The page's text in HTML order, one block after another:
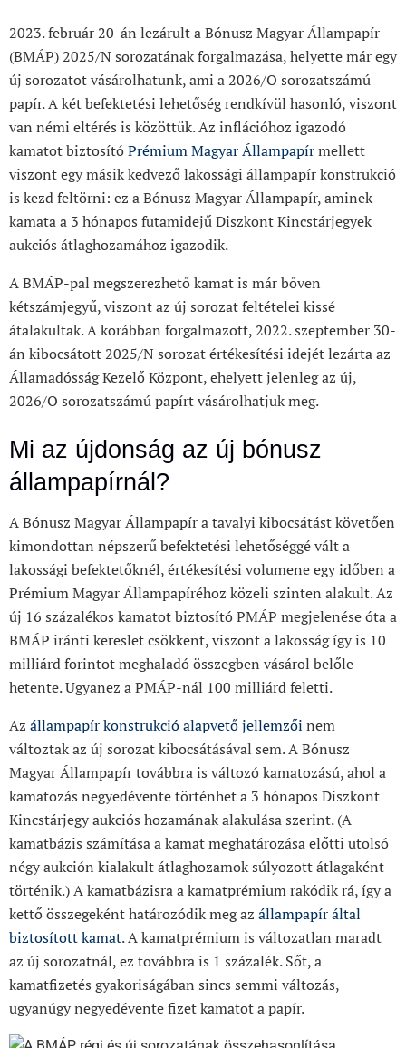
2023. február 20-án lezárult a Bónusz Magyar Állampapír
(BMÁP) 2025/N sorozatának forgalmazása, helyette már egy
új sorozatot vásárolhatunk, ami a 2026/O sorozatszámú
papír. A két befektetési lehetőség rendkívül hasonló, viszont
van némi eltérés is közöttük. Az inflációhoz igazodó
kamatot biztosítóPrémium Magyar Állampapírmellett
viszont egy másik kedvező lakossági állampapír konstrukció
is kezd feltörni: ez a Bónusz Magyar Állampapír, aminek
kamata a 3 hónapos futamidejű Diszkont Kincstárjegyek
aukciós átlaghozamához igazodik.
A BMÁP-pal megszerezhető kamat is már bőven
kétszámjegyű, viszont az új sorozat feltételei kissé
átalakultak. A korábban forgalmazott, 2022. szeptember 30-
án kibocsátott 2025/N sorozat értékesítési idejét lezárta az
Államadósság Kezelő Központ, ehelyett jelenleg az új,
2026/O sorozatszámú papírt vásárolhatjuk meg.
Mi az újdonság az új bónusz
állampapírnál?
A Bónusz Magyar Állampapír a tavalyi kibocsátást követően
kimondottan népszerű befektetési lehetőséggé vált a
lakossági befektetőknél, értékesítési volumene egy időben a
Prémium Magyar Állampapíréhoz közeli szinten alakult. Az
új 16 százalékos kamatot biztosító PMÁP megjelenése óta a
BMÁP iránti kereslet csökkent, viszont a lakosság így is 10
milliárd forintot meghaladó összegben vásárol belőle –
hetente. Ugyanez a PMÁP-nál 100 milliárd feletti.
Az állampapír konstrukció alapvető jellemzői nem
változtak az új sorozat kibocsátásával sem. A Bónusz
Magyar Állampapír továbbra is változó kamatozású, ahol a
kamatozás negyedévente történhet a 3 hónapos Diszkont
Kincstárjegy aukciós hozamának alakulása szerint. (A
kamatbázis számítása a kamat meghatározása előtti utolsó
négy aukción kialakult átlaghozamok súlyozott átlagaként
történik.) A kamatbázisra a kamatprémium rakódik rá, így a
kettő összegeként határozódik meg az állampapír által
biztosított kamat. A kamatprémium is változatlan maradt
az új sorozatnál, ez továbbra is 1 százalék. Sőt, a
kamatfizetés gyakoriságában sincs semmi változás,
ugyanúgy negyedévente fizet kamatot a papír.